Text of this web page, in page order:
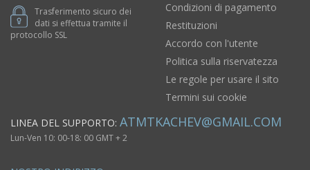
Trasferimento sicuro dei
dati si effettua tramite il
protocollo SSL
Condizioni di pagamento
Restituzioni
Accordo con l'utente
Politica sulla riservatezza
Le regole per usare il sito
Termini sui cookie
LINEA DEL SUPPORTO: ATMTKACHEV@GMAIL.COM
Lun-Ven 10: 00-18: 00 GMT + 2